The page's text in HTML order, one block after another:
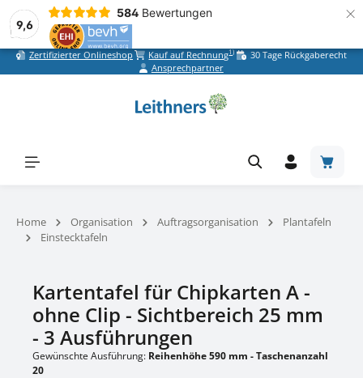
9,6
584 Bewertungen ×
Zum Hauptinhalt springen
Zertifizierter Onlineshop Kauf auf Rechnung1)
30 Tage Rückgaberecht
Ansprechpartner
Home Organisation Auftragsorganisation
Plantafeln
Einstecktafeln
Kartentafel für Chipkarten A -
ohne Clip - Sichtbereich 25 mm
- 3 Ausführungen
Gewünschte Ausführung: Reihenhöhe 590 mm - Taschenanzahl
20